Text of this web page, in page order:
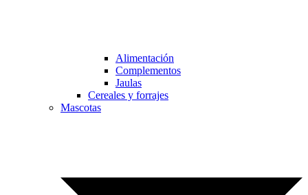
Alimentación
Complementos
Jaulas
Cereales y forrajes
Mascotas